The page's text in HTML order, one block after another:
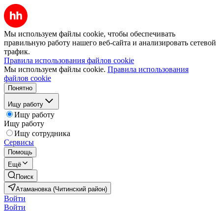
Мы используем файлы cookie, чтобы обеспечивать
правильную работу нашего веб-сайта и анализировать сетевой
трафик.
Правила использования файлов cookie
Мы используем файлы cookie. Правила использования
файлов cookie
Понятно
Ищу работу
Ищу работу
Ищу работу
Ищу сотрудника
Сервисы
Помощь
Ещё
Поиск
Атамановка (Читинский район)
Войти
Войти